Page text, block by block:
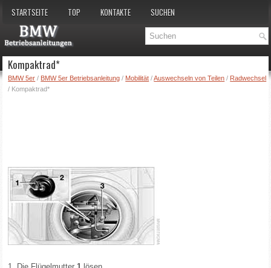
STARTSEITE TOP KONTAKTE SUCHEN
Kompaktrad*
BMW 5er / BMW 5er Betriebsanleitung / Mobilität /Auswechseln von Teilen / Radwechsel
/ Kompaktrad*